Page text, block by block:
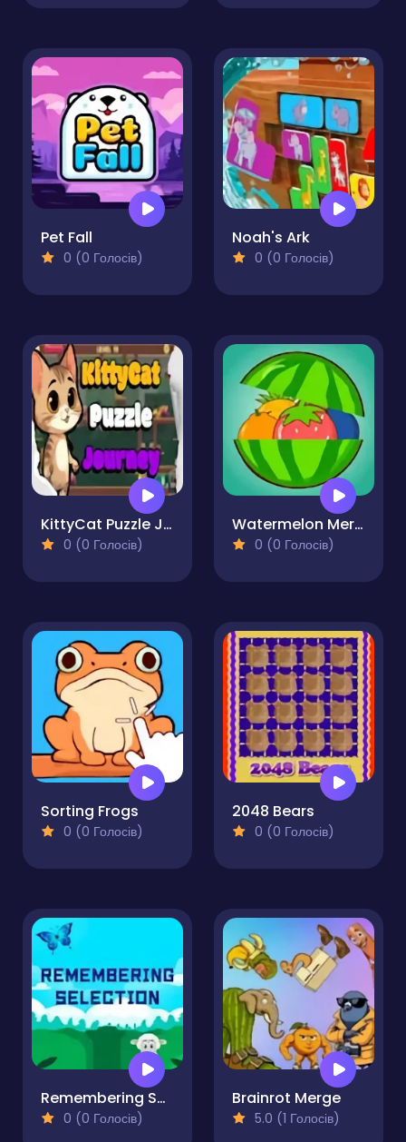
Pet Fall
0 (0 Голосів)
Noah's Ark
0 (0 Голосів)
KittyCat Puzzle Journey
0 (0 Голосів)
Watermelon Merge
0 (0 Голосів)
Sorting Frogs
0 (0 Голосів)
2048 Bears
0 (0 Голосів)
Remembering Selection
0 (0 Голосів)
Brainrot Merge
5.0 (1 Голосів)